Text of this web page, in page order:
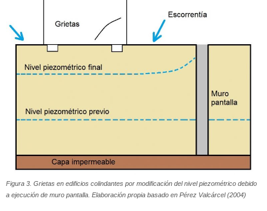
Figura 3. Grietas en edificios colindantes por modificación del nivel piezométrico debido
a ejecución de muro pantalla. Elaboración propia basado en Pérez Valcárcel (2004)